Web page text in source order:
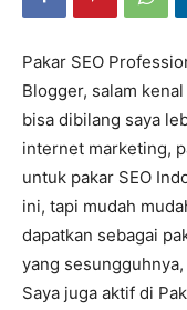
Pakar SEO
Blogger, salam
bisa dibilang saya
internet marketing,
untuk pakar SEO
ini, tapi mudah
dapatkan sebagai
yang
Saya juga aktif di